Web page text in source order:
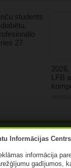
students
27
LFB
*
informācija
gadījumos,